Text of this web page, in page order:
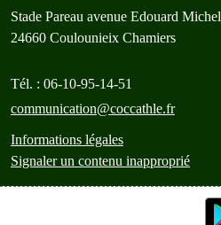
Stade Pareau avenue Edouard Michel
24660 Coulounieix Chamiers
Tél. : 06-10-95-14-51
communication@coccathle.fr
Informations légales
Signaler un contenu inapproprié